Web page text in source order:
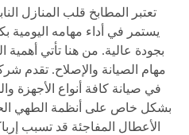
تعتبر المطابخ قلب المنازل
يستمر في أداء مهامه اليومية
بجودة عالية. من هنا تأتي
مهام الصيانة والإصلاح. تقدم
في صيانة كافة أنواع الأجهزة
بشكل خاص على أنظمة الطهي
الأعطال المفاجئة قد تسبب